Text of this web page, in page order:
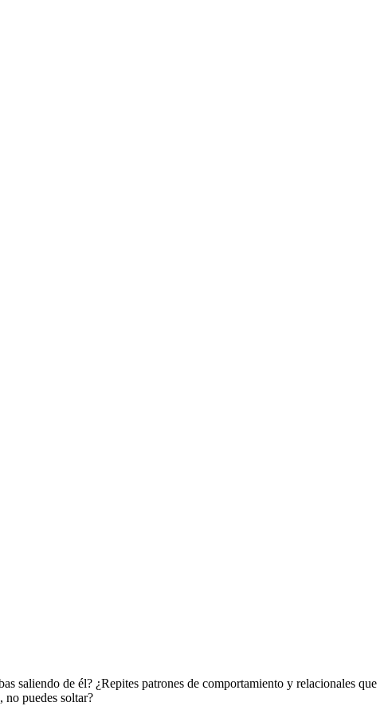
saliendo de él? ¿Repites patrones de comportamiento y relacionales que
no puedes soltar?